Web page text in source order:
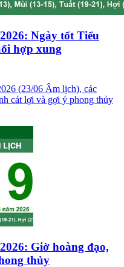
Ngày tốt Tiểu
hợp xung
(23/06 Âm lịch), các
cát lợi và gợi ý phong thủy
Giờ hoàng đạo,
thủy